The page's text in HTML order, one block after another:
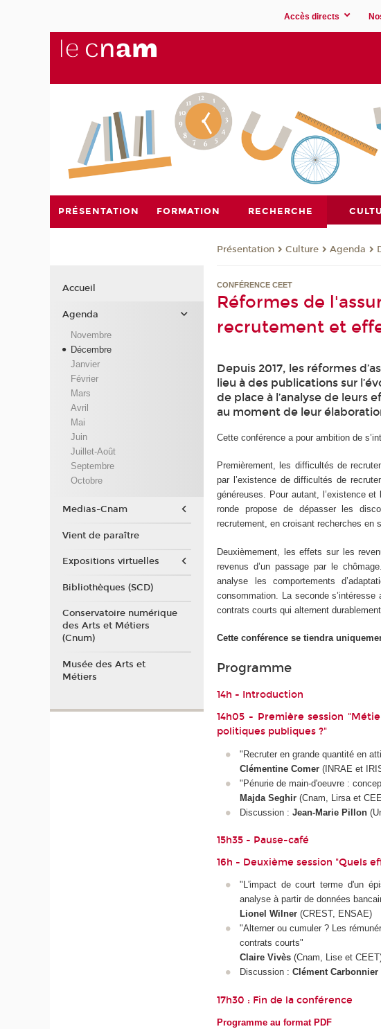
Accès directs
PRÉSENTATION FORMATION RECHERCHE
Présentation Culture Agenda
CONFÉRENCE CEET
Réformes de
recrutement et
Depuis 2017, les réformes
lieu à des publications sur
de place à l’analyse de
au moment de leur
Cette conférence a pour ambition de
Premièrement, les difficultés de
par l’existence de difficultés de
généreuses. Pour autant, l’existence
ronde propose de dépasser les
recrutement, en croisant recherches en
Deuxièmement, les effets sur les
revenus d’un passage par le
analyse les comportements
consommation. La seconde
contrats courts qui alternent
Cette conférence se tiendra
Programme
14h - Introduction
14h05 - Première session
politiques publiques ?"
"Recruter en grande quantité en
Clémentine Comer(INRAE et
"Pénurie de main-d'oeuvre :
Majda Seghir(Cnam, Lirsa et
Discussion : Jean-Marie Pillon
15h35 - Pause-café
16h - Deuxième session "Quels
"L'impact de court terme d'un
analyse à partir de données
Lionel Wilner(CREST, ENSAE)
"Alterner ou cumuler ? Les
contrats courts"
Claire Vivès(Cnam, Lise et
Discussion : Clément Carbonnier
17h30 : Fin de la conférence
Programme au format PDF
Accueil
Agenda
Novembre
Décembre
Janvier
Février
Mars
Avril
Mai
Juin
Juillet-Août
Septembre
Octobre
Medias-Cnam
Vient de paraître
Expositions virtuelles
Bibliothèques (SCD)
Conservatoire numérique
des Arts et Métiers
(Cnum)
Musée des Arts et
Métiers